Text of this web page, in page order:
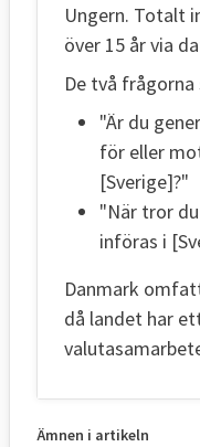
Ungern. Totalt
över 15 år via
De två
"Är du
för eller
[Sverige]?"
"När tror
införas i
Danmark
då landet har
Ämnen i artikeln